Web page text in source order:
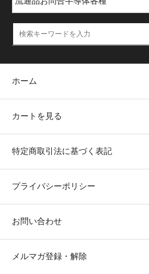
ホーム
カートを見る
特定商取引法に基づく表記
プライバシーポリシー
お問い合わせ
メルマガ登録・解除